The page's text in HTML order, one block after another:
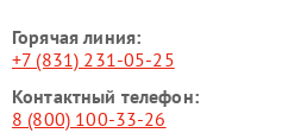
Горячая линия:
+7 (831) 231-05-25
Контактный телефон:
8 (800) 100-33-26